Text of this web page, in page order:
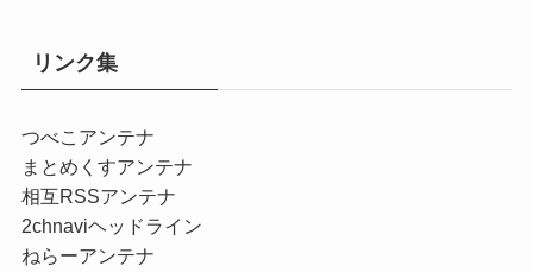
リンク集
つべこアンテナ
まとめくすアンテナ
相互RSSアンテナ
2chnaviヘッドライン
ねらーアンテナ